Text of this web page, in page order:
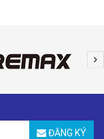
ĐĂNG KÝ